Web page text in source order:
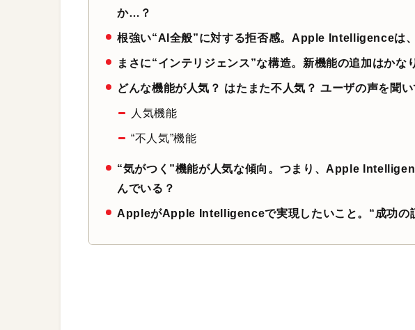
か…？
根強い“AI全般”に対する拒否感。Apple Intelligenceは
まさに“インテリジェンス”な構造。新機能の追加はかな
どんな機能が人気？ はたまた不人気？ ユーザの声を聞い
人気機能
“不人気”機能
“気がつく”機能が人気な傾向。つまり、Apple
んでいる？
AppleがApple Intelligenceで実現したいこと。“成功の